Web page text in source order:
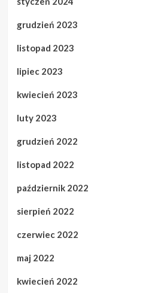
grudzień 2023
listopad 2023
lipiec 2023
kwiecień 2023
luty 2023
grudzień 2022
listopad 2022
październik 2022
sierpień 2022
czerwiec 2022
maj 2022
kwiecień 2022